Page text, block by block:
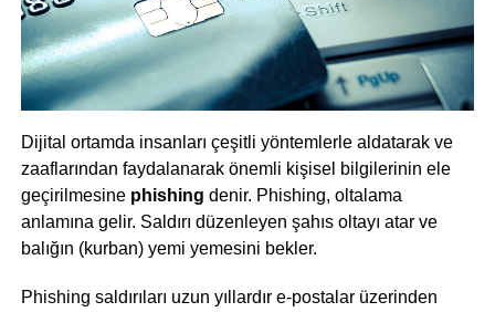
Dijital ortamda insanları çeşitli yöntemlerle aldatarak ve
zaaflarından faydalanarak önemli kişisel bilgilerinin ele
geçirilmesine phishing denir. Phishing, oltalama
anlamına gelir. Saldırı düzenleyen şahıs oltayı atar ve
balığın (kurban) yemi yemesini bekler.
Phishing saldırıları uzun yıllardır e-postalar üzerinden